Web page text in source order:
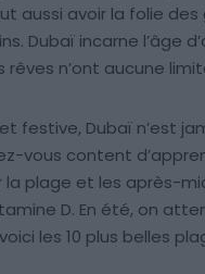
aussi avoir la folie
Dubaï incarne l’âge
n’ont aucune
festive, Dubaï n’est
vous content
plage et les après-
D. En été, on
les 10 plus belles